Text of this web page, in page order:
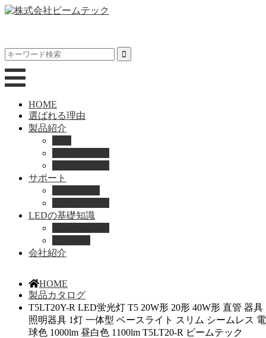
HOME
選ばれる理由
製品紹介
サポート
LEDの基礎知識
会社紹介
HOME
製品カタログ
T5LT20Y-R LED蛍光灯 T5 20W形 20形 40W形 直管 器具
照明器具 1灯 一体型 ベースライト スリム シームレス 電
球色 1000lm 昼白色 1100lm T5LT20-R ビームテック